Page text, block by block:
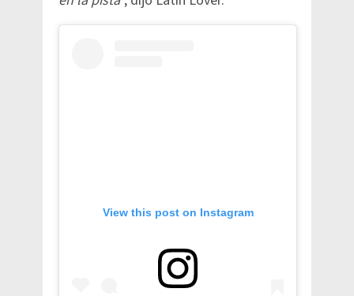
View this post on Instagram